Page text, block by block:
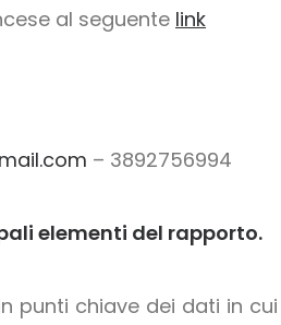
al seguente link
– 3892756994
elementi del rapporto.
punti chiave dei dati in cui